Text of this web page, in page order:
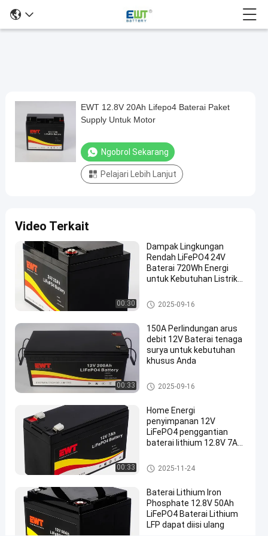
EWT
12.8V
20Ah
Lifepo4
Untuk
Motor
Baterai
Lithium Iron
Phosphate
12V
146
Ngobrol
Sekarang
Baterai
Lithium
Phosphate
12V
LiFePO4
litium
besi
fosfat
Litium
Dan
Litium
EWT 12.8V 20Ah Lifepo4 Baterai Paket
Supply Untuk Motor
Ngobrol Sekarang
Pelajari Lebih Lanjut
Video Terkait
00:30
Dampak Lingkungan
Rendah LiFePO4 24V
Baterai 720Wh Energi
untuk Kebutuhan Listrik
Baterai Lithium Iron Phosphat
e 24V
2025-09-16
00:33
150A Perlindungan arus
debit 12V Baterai tenaga
surya untuk kebutuhan
khusus Anda
Baterai Lithium Iron Phosphat
e 12V
2025-09-16
00:33
Home Energi
penyimpanan 12V
LiFePO4 penggantian
baterai lithium 12.8V 7Ah
Battery Pack
Baterai Lithium Iron Phosphat
e 12V
2025-11-24
Baterai Lithium Iron
Phosphate 12.8V 50Ah
LiFePO4 Baterai Lithium
LFP dapat diisi ulang